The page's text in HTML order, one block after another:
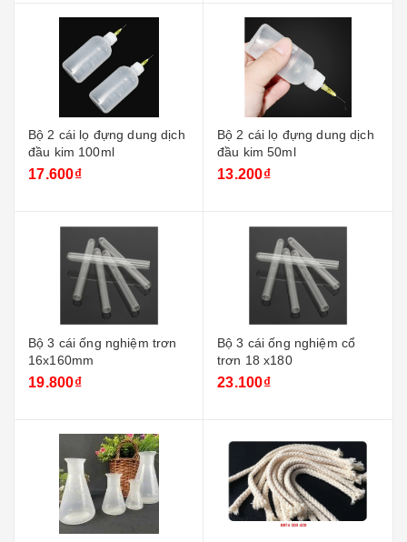
Bộ 2 cái lọ đựng dung dịch
đầu kim 100ml
17.600₫
Bộ 2 cái lọ đựng dung dịch
đầu kim 50ml
13.200₫
Bộ 3 cái ống nghiệm trơn
16x160mm
19.800₫
Bộ 3 cái ống nghiệm cổ
trơn 18 x180
23.100₫